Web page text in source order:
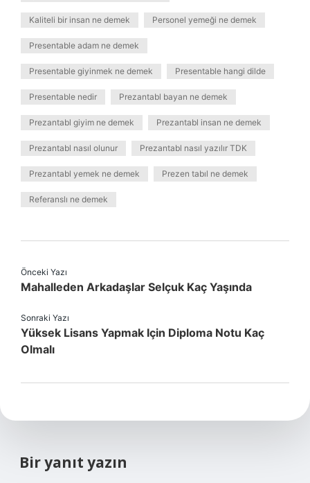
Kaliteli bir insan ne demek Personel yemeği ne demek
Presentable adam ne demek
Presentable giyinmek ne demek Presentable hangi dilde
Presentable nedir Prezantabl bayan ne demek
Prezantabl giyim ne demek Prezantabl insan ne demek
Prezantabl nasıl olunur Prezantabl nasıl yazılır TDK
Prezantabl yemek ne demek Prezen tabıl ne demek
Referanslı ne demek
Önceki Yazı
Mahalleden Arkadaşlar Selçuk Kaç Yaşında
Sonraki Yazı
Yüksek Lisans Yapmak Için Diploma Notu Kaç
Olmalı
Bir yanıt yazın